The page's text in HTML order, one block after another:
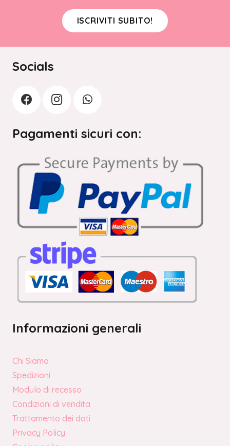
ISCRIVITI SUBITO!
Socials
Pagamenti sicuri con:
Informazioni generali
Chi Siamo
Spedizioni
Modulo di recesso
Condizioni di vendita
Trattamento dei dati
Privacy Policy